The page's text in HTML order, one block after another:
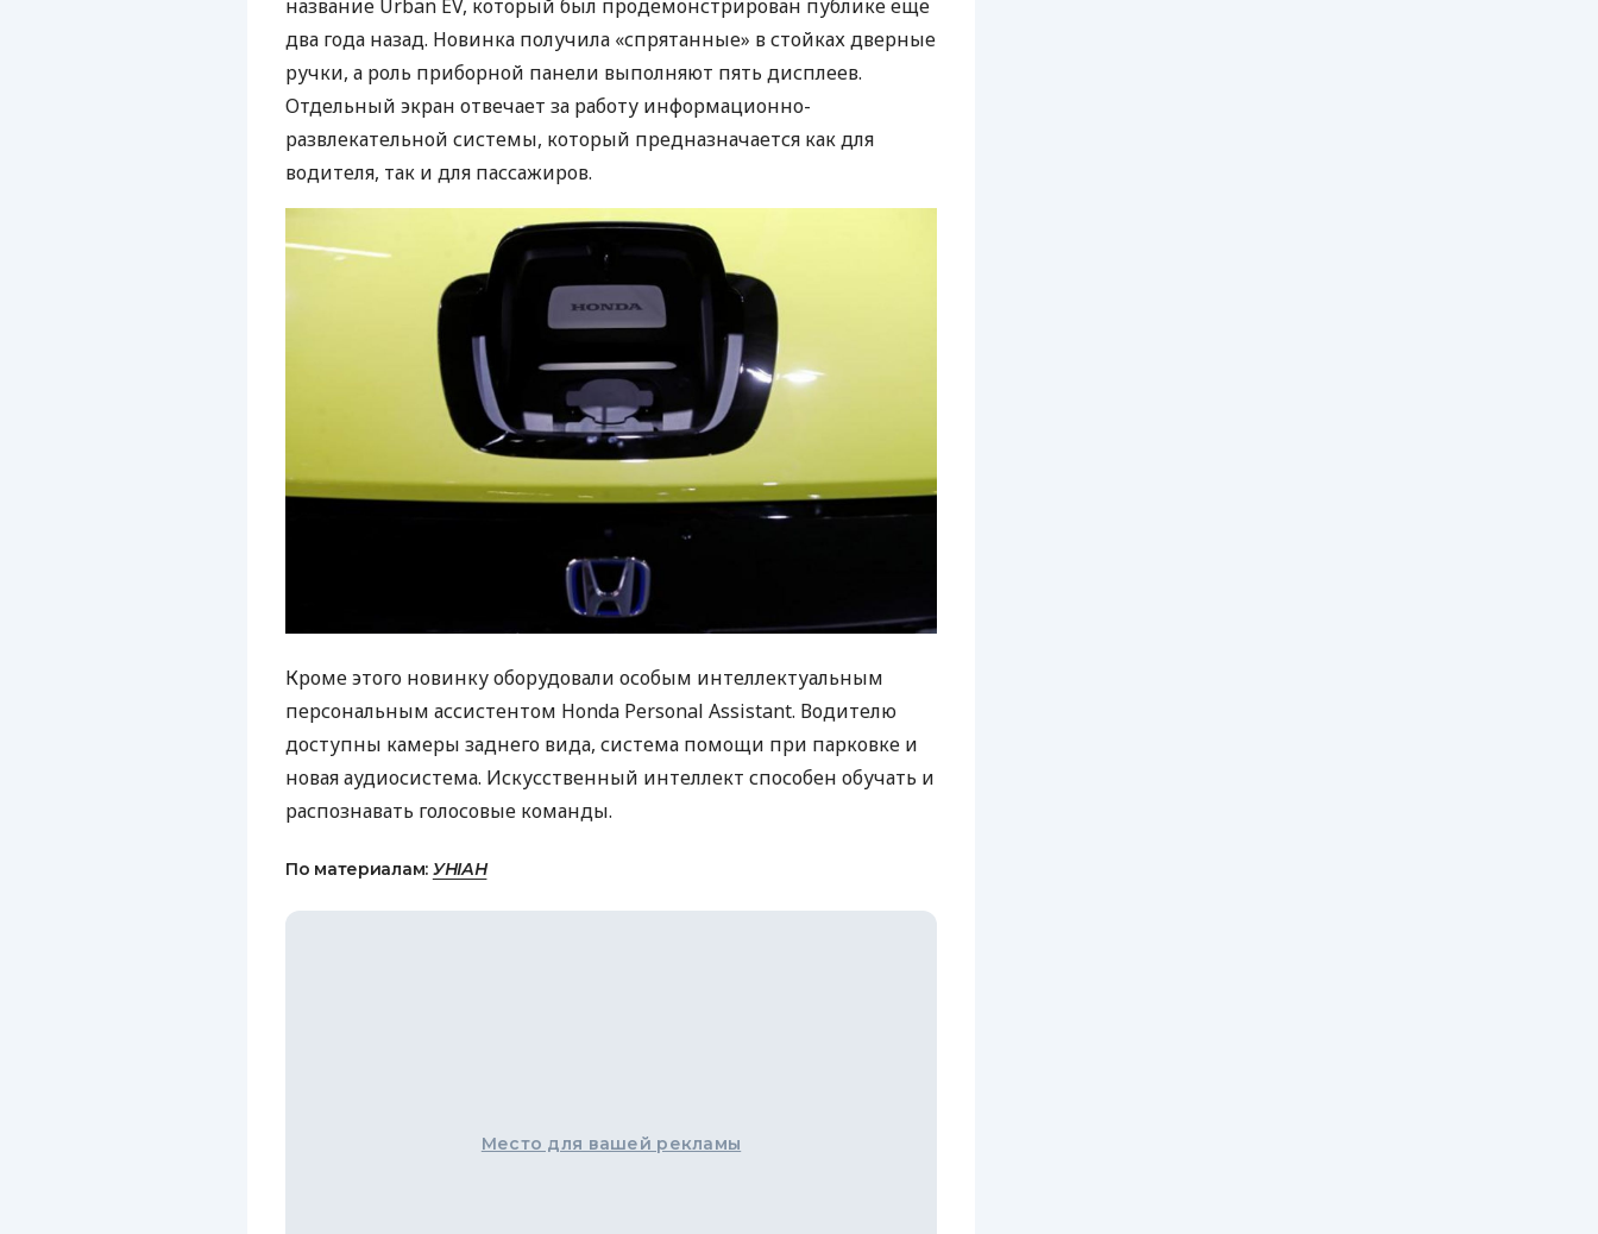
название Urban EV, который был продемонстрирован публике еще
два года назад. Новинка получила «спрятанные» в стойках дверные
ручки, а роль приборной панели выполняют пять дисплеев.
Отдельный экран отвечает за работу информационно-
развлекательной системы, который предназначается как для
водителя, так и для пассажиров.
Кроме этого новинку оборудовали особым интеллектуальным
персональным ассистентом Honda Personal Assistant. Водителю
доступны камеры заднего вида, система помощи при парковке и
новая аудиосистема. Искусственный интеллект способен обучать и
распознавать голосовые команды.
По материалам: УНІАН
Место для вашей рекламы